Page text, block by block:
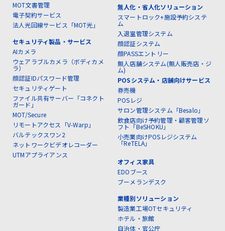
MOT文書管理
電子契約サービス
法人光回線サービス「MOT光」
セキュリティ製品・サービス
AIカメラ
ウェアラブルカメラ（ボディカメ
ラ）
顔認証IDパスワード管理
セキュリティゲート
ファイル共有サーバー「コネクト
ガード」
MOT/Secure
リモートアクセス「V-Warp」
バルテックスワン2
ネットワークビデオレコーダー
UTMアプライアンス
無人化・省人化ソリューション
スマートロック+施設予約システ
ム
入退室管理システム
顔認証システム
顔PASSエントリー
無人店舗システム(無人販売店・ジ
ム)
POSシステム・店舗向けサービス
券売機
POSレジ
サロン管理システム「Besalo」
飲食店向け予約管理・顧客管理ソ
フト「BeSHOKU」
小売業向けPOSレジシステム
「ReTELA」
オフィス家具
EDOブース
ブーメランデスク
業種別ソリューション
製造業工場OTセキュリティ
ホテル・旅館
自治体・官公庁